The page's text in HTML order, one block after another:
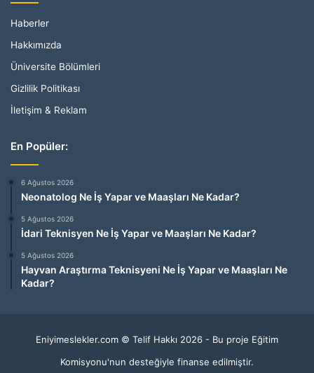
Haberler
Hakkımızda
Üniversite Bölümleri
Gizlilik Politikası
İletişim & Reklam
En Popüler:
6 Ağustos 2026
Neonatolog Ne İş Yapar ve Maaşları Ne Kadar?
5 Ağustos 2026
İdari Teknisyen Ne İş Yapar ve Maaşları Ne Kadar?
5 Ağustos 2026
Hayvan Araştırma Teknisyeni Ne İş Yapar ve Maaşları Ne
Kadar?
Eniyimeslekler.com © Telif Hakkı 2026 - Bu proje Eğitim
Komisyonu'nun desteğiyle finanse edilmiştir.